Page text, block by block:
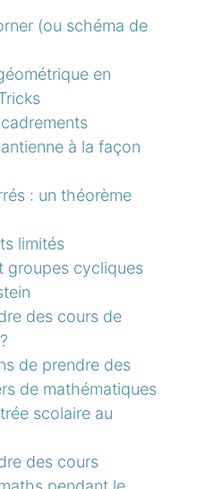
(ou schéma de
en
à la façon
: un théorème
limités
groupes cycliques
des cours de
de prendre des
de mathématiques
scolaire au
des cours